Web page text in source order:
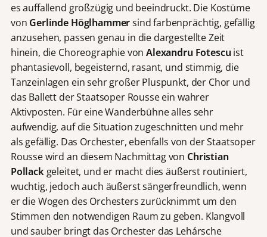
es auffallend großzügig und beeindruckt. Die Kostüme
von Gerlinde Höglhammersind farbenprächtig, gefällig
anzusehen, passen genau in die dargestellte Zeit
hinein, die Choreographie vonAlexandru Fotescu ist
phantasievoll, begeisternd, rasant, und stimmig, die
Tanzeinlagen ein sehr großer Pluspunkt, der Chor und
das Ballett der Staatsoper Rousse ein wahrer
Aktivposten. Für eine Wanderbühne alles sehr
aufwendig, auf die Situation zugeschnitten und mehr
als gefällig. Das Orchester, ebenfalls von der Staatsoper
Rousse wird an diesem Nachmittag von Christian
Pollackgeleitet, und er macht dies äußerst routiniert,
wuchtig, jedoch auch äußerst sängerfreundlich, wenn
er die Wogen des Orchesters zurücknimmt um den
Stimmen den notwendigen Raum zu geben. Klangvoll
und sauber bringt das Orchester das Lehársche